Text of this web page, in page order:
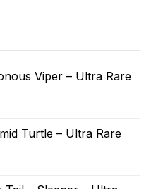
Viper – Ultra Rare
Turtle – Ultra Rare